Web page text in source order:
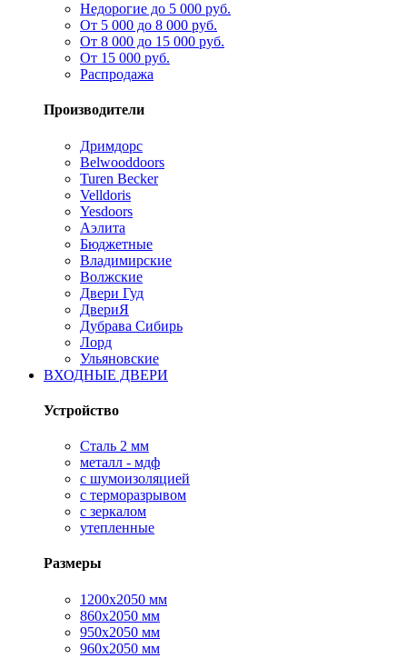
Недорогие до 5 000 руб.
От 5 000 до 8 000 руб.
От 8 000 до 15 000 руб.
От 15 000 руб.
Распродажа
Производители
Дримдорс
Belwooddoors
Turen Becker
Velldoris
Yesdoors
Аэлита
Бюджетные
Владимирские
Волжские
Двери Гуд
ДвериЯ
Дубрава Сибирь
Лорд
Ульяновские
ВХОДНЫЕ ДВЕРИ
Устройство
Сталь 2 мм
металл - мдф
с шумоизоляцией
с терморазрывом
с зеркалом
утепленные
Размеры
1200х2050 мм
860х2050 мм
950х2050 мм
960х2050 мм